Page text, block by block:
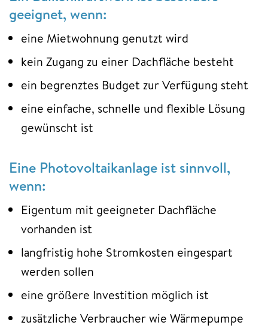
geeignet, wenn:
eine Mietwohnung genutzt wird
kein Zugang zu einer Dachfläche besteht
ein begrenztes Budget zur Verfügung steht
eine einfache, schnelle und flexible Lösung
gewünscht ist
Eine Photovoltaikanlage ist sinnvoll,
wenn:
Eigentum mit geeigneter Dachfläche
vorhanden ist
langfristig hohe Stromkosten eingespart
werden sollen
eine größere Investition möglich ist
zusätzliche Verbraucher wie Wärmepumpe